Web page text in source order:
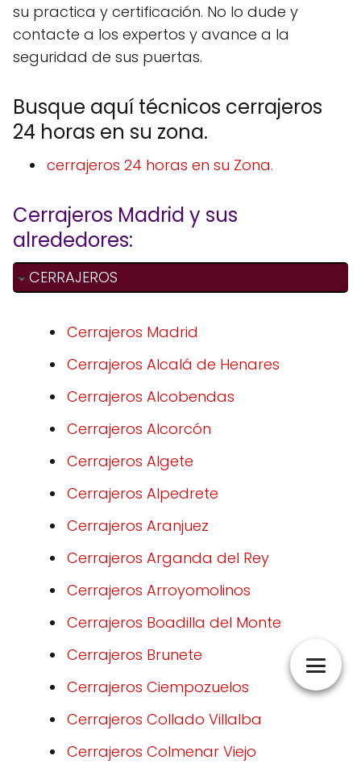
su practica y certificación. No lo dude y
contacte a los expertos y avance a la
seguridad de sus puertas.
Busque aquí técnicos cerrajeros
24 horas en su zona.
cerrajeros 24 horas en su Zona.
Cerrajeros Madrid y sus
alrededores:
CERRAJEROS
Cerrajeros Madrid
Cerrajeros Alcalá de Henares
Cerrajeros Alcobendas
Cerrajeros Alcorcón
Cerrajeros Algete
Cerrajeros Alpedrete
Cerrajeros Aranjuez
Cerrajeros Arganda del Rey
Cerrajeros Arroyomolinos
Cerrajeros Boadilla del Monte
Cerrajeros Brunete
Cerrajeros Ciempozuelos
Cerrajeros Collado Villalba
Cerrajeros Colmenar Viejo